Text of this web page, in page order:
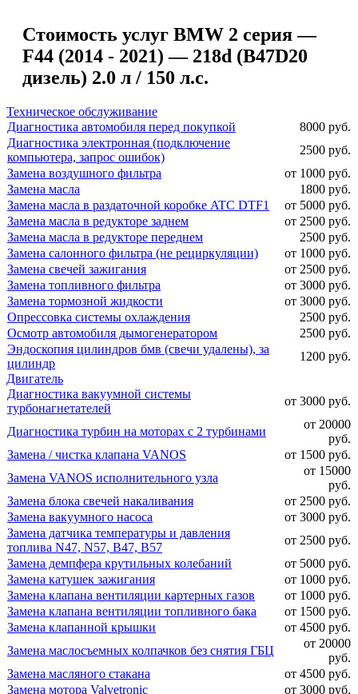
Стоимость услуг BMW 2 серия —
F44 (2014 - 2021) — 218d (B47D20
дизель) 2.0 л / 150 л.с.
Техническое обслуживание
Диагностика автомобиля перед покупкой
8000 руб.
Диагностика электронная (подключение
компьютера, запрос ошибок)
2500 руб.
Замена воздушного фильтра
от 1000 руб.
Замена масла
1800 руб.
Замена масла в раздаточной коробке ATC DTF1
от 5000 руб.
Замена масла в редукторе заднем
от 2500 руб.
Замена масла в редукторе переднем
2500 руб.
Замена салонного фильтра (не рециркуляции)
от 1000 руб.
Замена свечей зажигания
от 2500 руб.
Замена топливного фильтра
от 3000 руб.
Замена тормозной жидкости
от 3000 руб.
Опрессовка системы охлаждения
2500 руб.
Осмотр автомобиля дымогенератором
2500 руб.
Эндоскопия цилиндров бмв (свечи удалены), за
цилиндр
1200 руб.
Двигатель
Диагностика вакуумной системы
турбонагнетателей
от 3000 руб.
Диагностика турбин на моторах с 2 турбинами
от 20000
руб.
Замена / чистка клапана VANOS
от 1500 руб.
Замена VANOS исполнительного узла
от 15000
руб.
Замена блока свечей накаливания
от 2500 руб.
Замена вакуумного насоса
от 3000 руб.
Замена датчика температуры и давления
топлива N47, N57, B47, B57
от 2500 руб.
Замена демпфера крутильных колебаний
от 5000 руб.
Замена катушек зажигания
от 1000 руб.
Замена клапана вентиляции картерных газов
от 1000 руб.
Замена клапана вентиляции топливного бака
от 1500 руб.
Замена клапанной крышки
от 4500 руб.
Замена маслосъемных колпачков без снятия ГБЦ
от 20000
руб.
Замена масляного стакана
от 4500 руб.
Замена мотора Valvetronic
от 3000 руб.